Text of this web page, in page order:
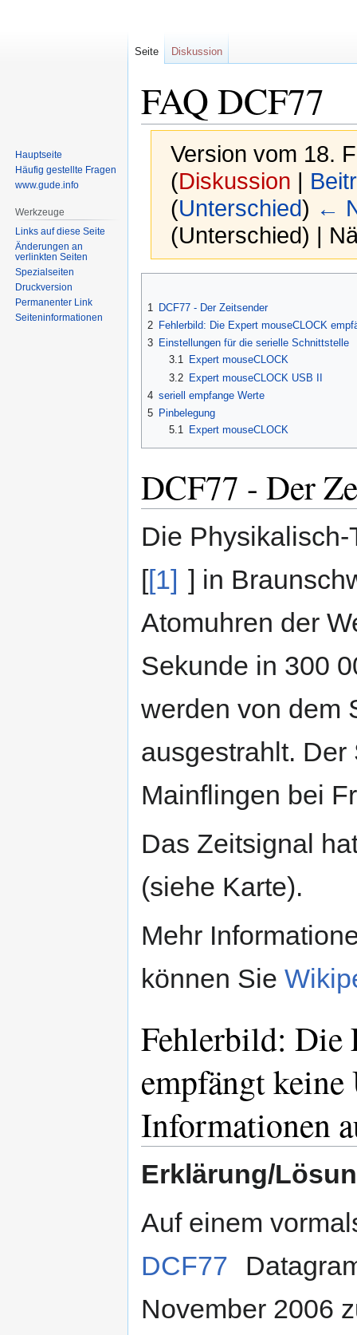
FAQ DCF77
Version vom 18.
(Diskussion |
(Unterschied) ←
(Unterschied) |
1
DCF77 - Der Zeitsender
2 Fehlerbild: Die Expert mouseCLOCK
3 Einstellungen für die serielle Schnittstelle
3.1
Expert mouseCLOCK
3.2 Expert mouseCLOCK USB II
4 seriell empfange Werte
5 Pinbelegung
5.1
Expert mouseCLOCK
DCF77 - Der
Die
[[1] ] in
Atomuhren der
Sekunde in 300
werden von dem
ausgestrahlt.
Mainflingen bei
Das Zeitsignal
(siehe Karte).
Mehr
können Sie
Fehlerbild: Die
empfängt
Informationen
Erklärung/
Auf einem
DCF77
November 2006
Seite Diskussion
Hauptseite
Häufig gestellte Fragen
www.gude.info
Werkzeuge
Links auf diese Seite
Änderungen an
verlinkten Seiten
Spezialseiten
Druckversion
Permanenter Link
Seiten­informationen